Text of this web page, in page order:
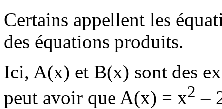
Certains appellent les
des équations produits.
Ici, A(x) et B(x) sont des
peut avoir que A(x) = x2 –